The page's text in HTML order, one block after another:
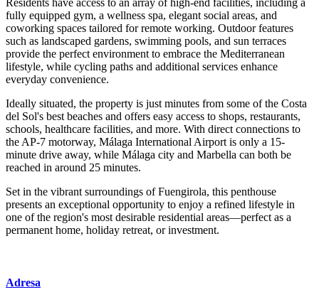
Residents have access to an array of high-end facilities, including a
fully equipped gym, a wellness spa, elegant social areas, and
coworking spaces tailored for remote working. Outdoor features
such as landscaped gardens, swimming pools, and sun terraces
provide the perfect environment to embrace the Mediterranean
lifestyle, while cycling paths and additional services enhance
everyday convenience.
Ideally situated, the property is just minutes from some of the Costa
del Sol's best beaches and offers easy access to shops, restaurants,
schools, healthcare facilities, and more. With direct connections to
the AP-7 motorway, Málaga International Airport is only a 15-
minute drive away, while Málaga city and Marbella can both be
reached in around 25 minutes.
Set in the vibrant surroundings of ‌Fuengirola, ‌this ‌penthouse
‌presents ‌an exceptional ‌opportunity ‌to enjoy ‌a refined ‌lifestyle in
one ‌of ‌the ‌region's most desirable ‌residential ‌areas—perfect as a
‌permanent ‌home, ‌holiday ‌retreat, ‌or ‌investment.
Adresa